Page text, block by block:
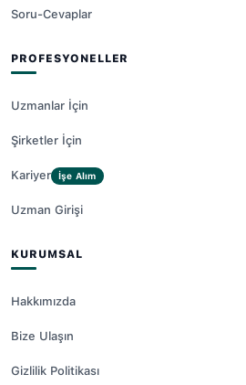
Soru-Cevaplar
PROFESYONELLER
Uzmanlar İçin
Şirketler İçin
Kariyer İşe Alım
Uzman Girişi
KURUMSAL
Hakkımızda
Bize Ulaşın
Gizlilik Politikası